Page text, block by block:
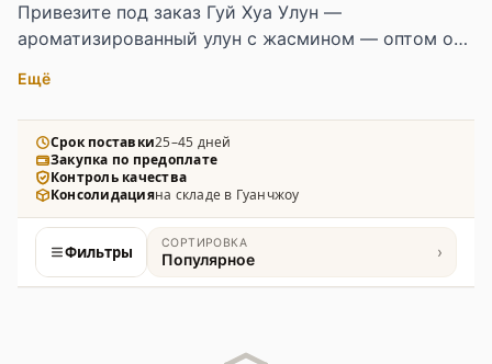
Привезите под заказ Гуй Хуа Улун —
ароматизированный улун с жасмином — оптом от
гастрономических точек и HoReCa. В
ассортименте листовые сорта с выраженным
цветочным букетом, многослойной заваркой и
традиционной ферментацией, упаковка под бренд.
Ещё
Срок поставки25–45 дней
Закупка по предоплате
Контроль качества
Консолидацияна складе в Гуанчжоу
Фильтры СОРТИРОВКА
Популярное ›